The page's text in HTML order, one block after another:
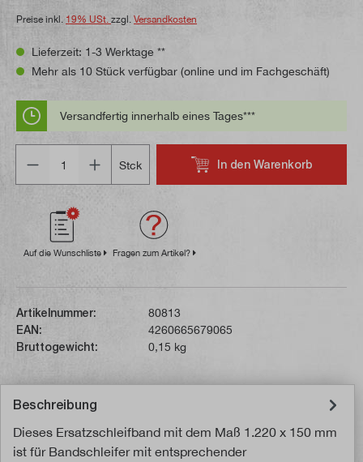
Preise inkl. 19% USt. zzgl. Versandkosten
Lieferzeit: 1-3 Werktage **
Mehr als 10 Stück verfügbar (online und im Fachgeschäft)
Versandfertig innerhalb eines Tages***
Stck
In den Warenkorb
Auf die Wunschliste Fragen zum Artikel?
Artikelnummer:
80813
EAN:
4260665679065
Bruttogewicht:
0,15 kg
Beschreibung
Dieses Ersatzschleifband mit dem Maß 1.220 x 150 mm
ist für Bandschleifer mit entsprechender